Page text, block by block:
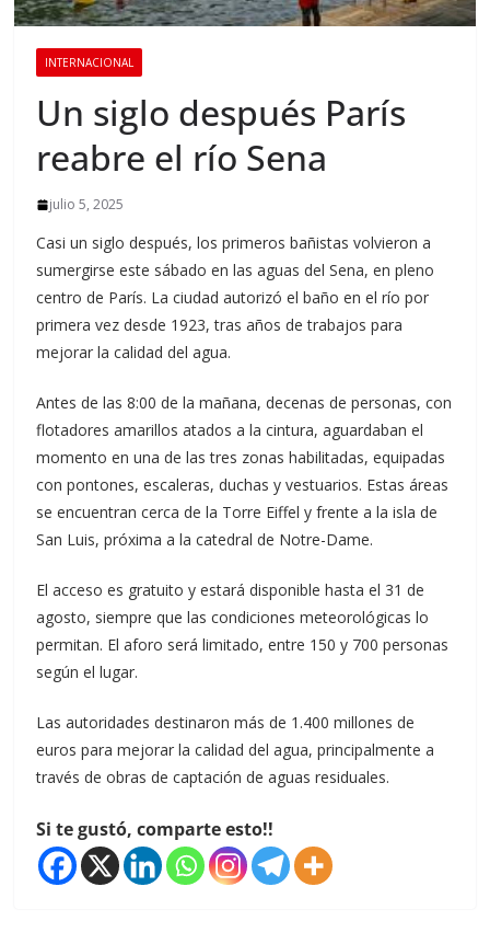
INTERNACIONAL
Un siglo después París
reabre el río Sena
julio 5, 2025
Casi un siglo después, los primeros bañistas volvieron a
sumergirse este sábado en las aguas del Sena, en pleno
centro de París. La ciudad autorizó el baño en el río por
primera vez desde 1923, tras años de trabajos para
mejorar la calidad del agua.
Antes de las 8:00 de la mañana, decenas de personas, con
flotadores amarillos atados a la cintura, aguardaban el
momento en una de las tres zonas habilitadas, equipadas
con pontones, escaleras, duchas y vestuarios. Estas áreas
se encuentran cerca de la Torre Eiffel y frente a la isla de
San Luis, próxima a la catedral de Notre-Dame.
El acceso es gratuito y estará disponible hasta el 31 de
agosto, siempre que las condiciones meteorológicas lo
permitan. El aforo será limitado, entre 150 y 700 personas
según el lugar.
Las autoridades destinaron más de 1.400 millones de
euros para mejorar la calidad del agua, principalmente a
través de obras de captación de aguas residuales.
Si te gustó, comparte esto!!